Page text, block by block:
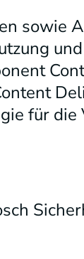
sowie
für